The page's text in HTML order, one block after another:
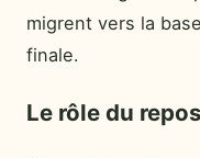
migrent vers la
finale.
Le rôle du